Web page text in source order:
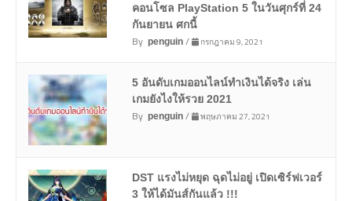
คอนโซล PlayStation 5 ในวันศุกร์ที่ 24
กันยายน ศกนี้
By penguin/ กรกฎาคม 9, 2021
5 อันดับเกมออนไลน์ทำเงินได้จริง เล่น
เกมยังไงให้รวย 2021
By penguin/ พฤษภาคม 27, 2021
DST แรงไม่หยุด ฉุดไม่อยู่ เปิดเซิร์ฟเวอร์
3 ให้ได้มันส์กันแล้ว !!!